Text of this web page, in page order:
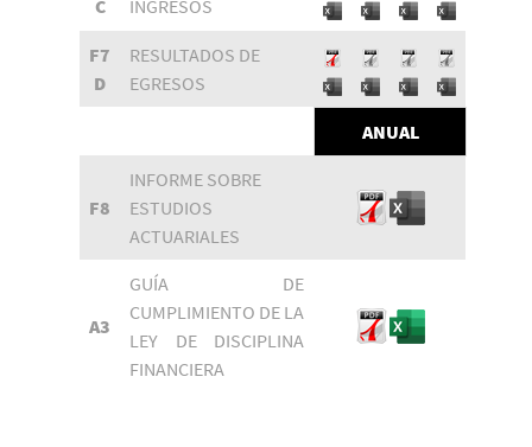
C
INGRESOS
F7
D
RESULTADOS DE
EGRESOS
ANUAL
F8
INFORME SOBRE
ESTUDIOS
ACTUARIALES
A3
GUÍA DE
CUMPLIMIENTO DE LA
LEY DE DISCIPLINA
FINANCIERA